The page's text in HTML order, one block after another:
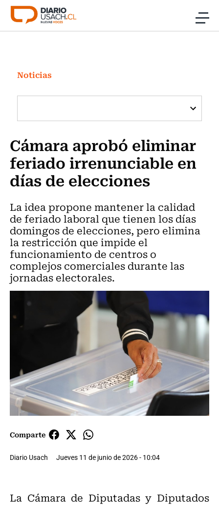
Click acá para ir directamente al contenido
Investigación
Cultura
Programas Radio y TV Usach
Noticias
Cámara aprobó eliminar
feriado irrenunciable en
días de elecciones
La idea propone mantener la calidad
de feriado laboral que tienen los días
domingos de elecciones, pero elimina
la restricción que impide el
funcionamiento de centros o
complejos comerciales durante las
jornadas electorales.
Comparte
Diario Usach Jueves 11 de junio de 2026 - 10:04
La Cámara de Diputadas y Diputados